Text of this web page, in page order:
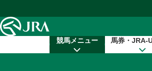
競馬メニュー 馬券・JRA-